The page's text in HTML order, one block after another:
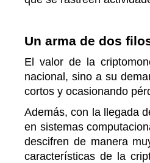
Un arma de dos
El valor de la
nacional, sino a su
cortos y ocasionando
Además, con la llegada
en sistemas
descifren de manera
características de la